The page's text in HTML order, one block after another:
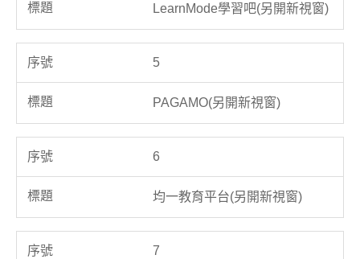
LearnMode學習吧(另開新視窗)
5
PAGAMO(另開新視窗)
6
均一教育平台(另開新視窗)
7